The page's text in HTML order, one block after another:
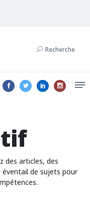
Recherche
des articles, des
de sujets pour